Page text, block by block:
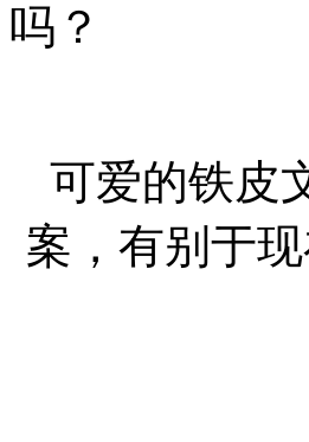
吗？
可爱的铁皮
案，有别于